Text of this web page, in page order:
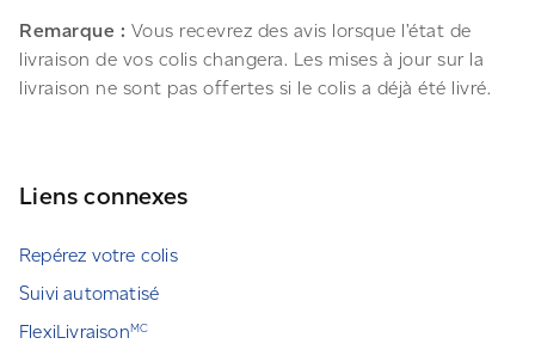
Remarque : Vous recevrez des avis lorsque l’état de
livraison de vos colis changera. Les mises à jour sur la
livraison ne sont pas offertes si le colis a déjà été livré.
Liens connexes
Repérez votre colis
Suivi automatisé
FlexiLivraisonMC